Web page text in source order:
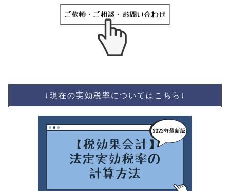
↓現在の実効税率についてはこちら↓